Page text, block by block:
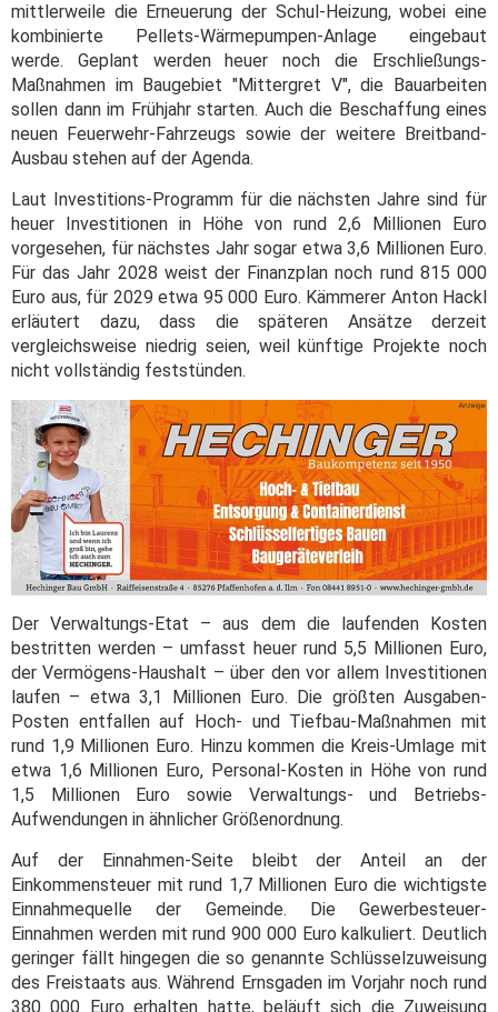
mittlerweile die Erneuerung der Schul-Heizung, wobei eine
kombinierte Pellets-Wärmepumpen-Anlage eingebaut
werde. Geplant werden heuer noch die Erschließungs-
Maßnahmen im Baugebiet "Mittergret V", die Bauarbeiten
sollen dann im Frühjahr starten. Auch die Beschaffung eines
neuen Feuerwehr-Fahrzeugs sowie der weitere Breitband-
Ausbau stehen auf der Agenda.
Laut Investitions-Programm für die nächsten Jahre sind für
heuer Investitionen in Höhe von rund 2,6 Millionen Euro
vorgesehen, für nächstes Jahr sogar etwa 3,6 Millionen Euro.
Für das Jahr 2028 weist der Finanzplan noch rund 815 000
Euro aus, für 2029 etwa 95 000 Euro. Kämmerer Anton Hackl
erläutert dazu, dass die späteren Ansätze derzeit
vergleichsweise niedrig seien, weil künftige Projekte noch
nicht vollständig feststünden.
Der Verwaltungs-Etat – aus dem die laufenden Kosten
bestritten werden – umfasst heuer rund 5,5 Millionen Euro,
der Vermögens-Haushalt – über den vor allem Investitionen
laufen – etwa 3,1 Millionen Euro. Die größten Ausgaben-
Posten entfallen auf Hoch- und Tiefbau-Maßnahmen mit
rund 1,9 Millionen Euro. Hinzu kommen die Kreis-Umlage mit
etwa 1,6 Millionen Euro, Personal-Kosten in Höhe von rund
1,5 Millionen Euro sowie Verwaltungs- und Betriebs-
Aufwendungen in ähnlicher Größenordnung.
Auf der Einnahmen-Seite bleibt der Anteil an der
Einkommensteuer mit rund 1,7 Millionen Euro die wichtigste
Einnahmequelle der Gemeinde. Die Gewerbesteuer-
Einnahmen werden mit rund 900 000 Euro kalkuliert. Deutlich
geringer fällt hingegen die so genannte Schlüsselzuweisung
des Freistaats aus. Während Ernsgaden im Vorjahr noch rund
380 000 Euro erhalten hatte, beläuft sich die Zuweisung